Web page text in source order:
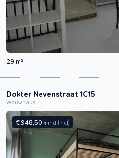
29 m²
Dokter Nevenstraat 1C15
Wauwhaus
€ 948,50 /mnd (incl)